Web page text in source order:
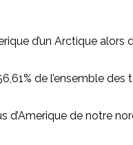
d’un Arctique alors
de l’ensemble
de notre